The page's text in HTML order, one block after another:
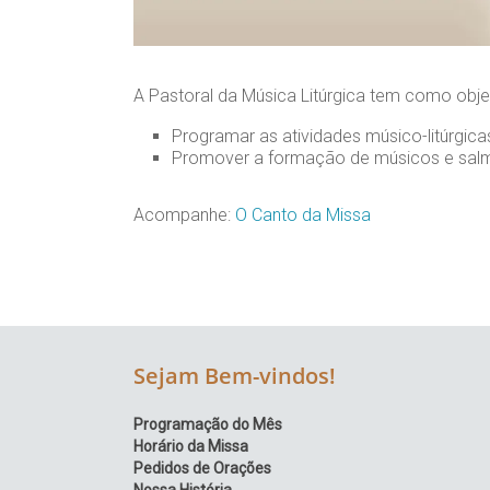
Episcopal
–
Setor
Bom
A Pastoral da Música Litúrgica tem como
Programar as atividades músico-
Promover a formação de músicos e
Acompanhe: O Canto da Missa
Sejam Bem-vindos!
Programação do Mês
Horário da Missa
Pedidos de Orações